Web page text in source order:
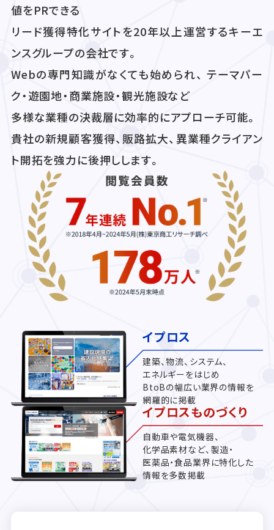
値をPRできる
リード獲得特化サイトを20年以上運営するキーエ
ンスグループの会社です。
Webの専門知識がなくても始められ、 テーマパー
ク・遊園地・商業施設・観光施設など
多様な業種の決裁層に効率的にアプローチ可能。
貴社の新規顧客獲得、販路拡大、異業種クライアン
ト開拓を強力に後押しします。
イプロス
建築、物流、システム、
エネルギーをはじめ
BtoBの幅広い業界の情報を
網羅的に掲載
イプロスものづくり
自動車や電気機器、
化学品素材など、製造・
医薬品・食品業界に特化した
情報を多数掲載